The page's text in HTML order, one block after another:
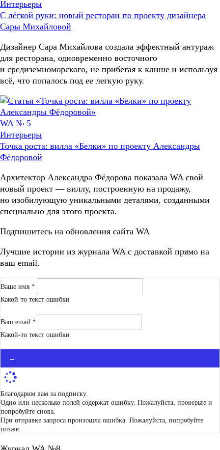
Интерьеры
С лёгкой руки: новый ресторан по проекту дизайнера
Сары Михайловой
Дизайнер Сара Михайлова создала эффектный антураж
для ресторана, одновременно восточного
и средиземноморского, не прибегая к клише и используя
всё, что попалось под ее легкую руку.
WA № 5
Интерьеры
Точка роста: вилла «Белки» по проекту Александры
Фёдоровой
Архитектор Александра Фёдорова показала WA свой
новый проект — виллу, построенную на продажу,
но изобилующую уникальными деталями, созданными
специально для этого проекта.
Подпишитесь на обновления сайта WA
Лучшие истории из журнала WA c доставкой прямо на
ваш email.
Ваше имя *
Какой-то текст ошибки
Ваш email *
Какой-то текст ошибки
→
Благодарим вам за подписку.
Одно или несколько полей содержат ошибку. Пожалуйста, проверьте и
попробуйте снова.
При отправке запроса произошла ошибка. Пожалуйста, попробуйте
позже.